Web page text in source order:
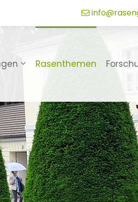
Rasenthemen